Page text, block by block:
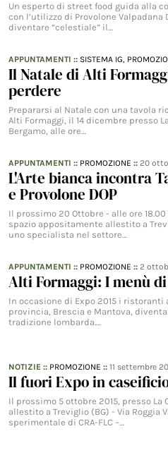
Un esperto di street food guida alla
con l’utilizzo di Provolone Valpadana
diventare “celestiale” il…
APPUNTAMENTI :: SISTEMA IG,
Il Natale di Alti
perdere
Prepararsi al Natale con una tavola
Alti Formaggi, il 14 dicembre presso
Bergamo, alle ore…
APPUNTAMENTI :: PROMOZIONE ::20
L'Arte bianca incontra
e Provolone DOP
Il prossimo 20 Ottobre - alle ore
spazio appositamente allestito a
uno specialista nel settore…
APPUNTAMENTI :: PROMOZIONE ::2
Alti Formaggi: I menù
In occasione di Expo 2015 i
provincia, Brescia e Mantova,
tradizione lombarda.…
NOTIZIE :: PROMOZIONE ::11 settembre
Il fuori Expo in
Il prossimo 5 ottobre 2015, presso
allestito a Treviglio (BG) - Via Roggia
sperimentale di CRA-FLC –…